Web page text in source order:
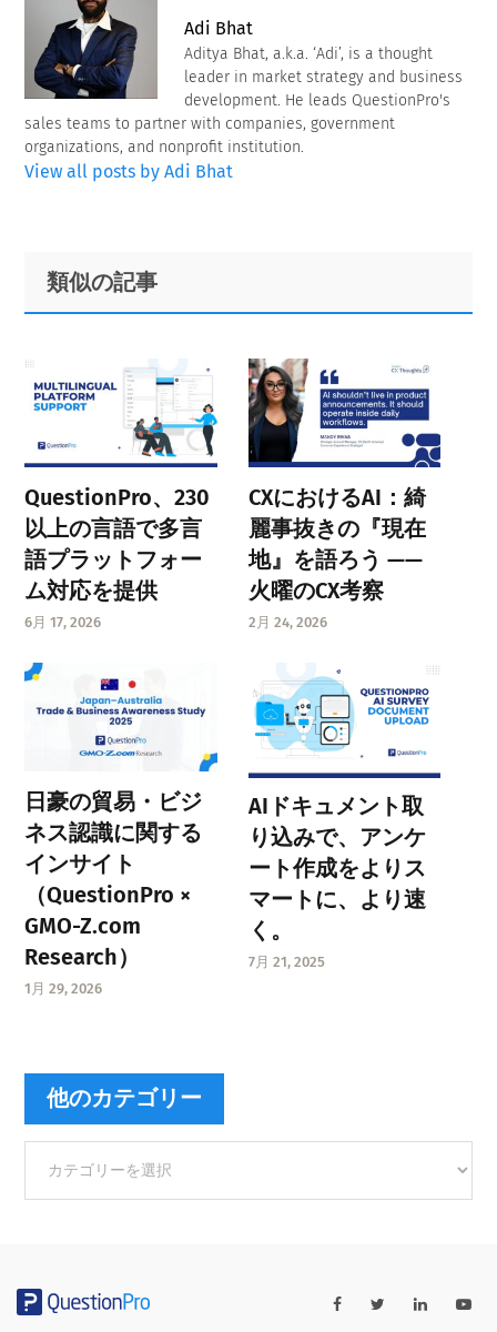
Adi Bhat
Aditya Bhat, a.k.a. ‘Adi’, is a thought
leader in market strategy and business
development. He leads QuestionPro's
sales teams to partner with companies, government
organizations, and nonprofit institution.
View all posts by Adi Bhat
Primary
Sidebar
Footer
類似の記事
QuestionPro、230
以上の言語で多言
語プラットフォー
ム対応を提供
6月 17, 2026
CXにおけるAI：綺
麗事抜きの『現在
地』を語ろう ——
火曜のCX考察
2月 24, 2026
日豪の貿易・ビジ
ネス認識に関する
インサイト
（QuestionPro ×
GMO-Z.com
Research）
1月 29, 2026
AIドキュメント取
り込みで、アンケ
ート作成をよりス
マートに、より速
く。
7月 21, 2025
他のカテゴリー
カ
ー